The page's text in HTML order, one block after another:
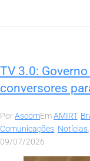
TV 3.0:
conversores
PorAscomEmAMIRT,
Comunicações, Notícias,
09/07/2026